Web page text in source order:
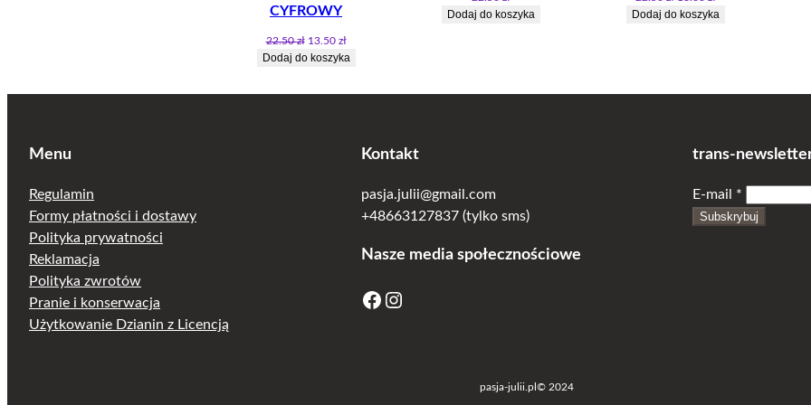
CYFROWY
22.50zł Pierwotna
cena
13.50 złAktualna
cena
Dodaj do koszyka
Dodaj do koszyka
cena
cena
Dodaj do koszyka
Menu
Regulamin
Formy płatności i dostawy
Polityka prywatności
Reklamacja
Polityka zwrotów
Pranie i konserwacja
Użytkowanie Dzianin z Licencją
Kontakt
pasja.julii@gmail.com
+48663127837 (tylko sms)
Nasze media społecznościowe
Facebook Instagram
trans-
E-mail *
Subskrybuj
pasja-julii.pl © 2024